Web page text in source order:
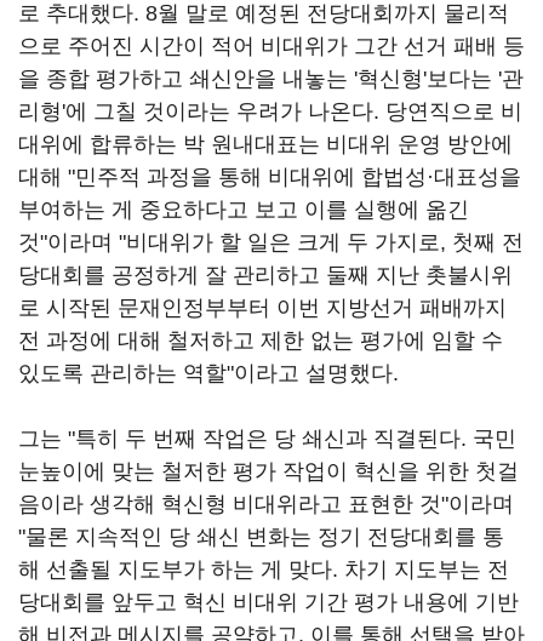
로 추대했다. 8월 말로 예정된 전당대회까지 물리적
으로 주어진 시간이 적어 비대위가 그간 선거 패배 등
을 종합 평가하고 쇄신안을 내놓는 '혁신형'보다는 '관
리형'에 그칠 것이라는 우려가 나온다. 당연직으로 비
대위에 합류하는 박 원내대표는 비대위 운영 방안에
대해 "민주적 과정을 통해 비대위에 합법성·대표성을
부여하는 게 중요하다고 보고 이를 실행에 옮긴
것"이라며 "비대위가 할 일은 크게 두 가지로, 첫째 전
당대회를 공정하게 잘 관리하고 둘째 지난 촛불시위
로 시작된 문재인정부부터 이번 지방선거 패배까지
전 과정에 대해 철저하고 제한 없는 평가에 임할 수
있도록 관리하는 역할"이라고 설명했다.
그는 "특히 두 번째 작업은 당 쇄신과 직결된다. 국민
눈높이에 맞는 철저한 평가 작업이 혁신을 위한 첫걸
음이라 생각해 혁신형 비대위라고 표현한 것"이라며
"물론 지속적인 당 쇄신 변화는 정기 전당대회를 통
해 선출될 지도부가 하는 게 맞다. 차기 지도부는 전
당대회를 앞두고 혁신 비대위 기간 평가 내용에 기반
해 비전과 메시지를 공약하고, 이를 통해 선택을 받아